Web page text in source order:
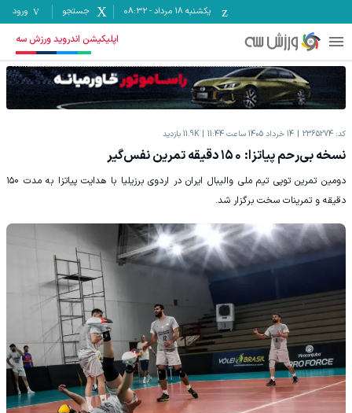
یکشنبه ۱۸ مرداد -
08:32 جستجو ورود
اپلیکیشن اندروید ورزش سه
کد: 2365274 14 خرداد 1405 ساعت 11:44 11.9K بازدید
نسخه بی‌رحم پیاتزا: ١۵٠ دقیقه تمرین نفس‌گیر
دومین تمرین توپی تیم ملی والیبال ایران در اردوی برزیلیا با هدایت پیاتزا به مدت ۱۵۰
دقیقه و تمرینات سخت برگزار شد.